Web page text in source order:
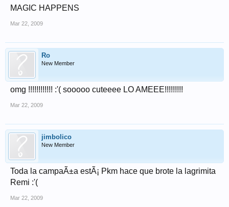
MAGIC HAPPENS
Mar 22, 2009
Ro
New Member
omg !!!!!!!!!!!! :'( sooooo cuteeee LO AMEEE!!!!!!!!!
Mar 22, 2009
jimbolico
New Member
Toda la campaÃ±a estÃ¡ Pkm hace que brote la lagrimita
Remi :'(
Mar 22, 2009